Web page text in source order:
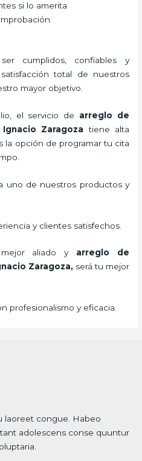
si lo amerita
cumplidos, confiables y
total de nuestros
mayor objetivo.
el servicio de arreglo de
Zaragoza tiene alta
la opción de programar tu cita
uno de nuestros productos y
y clientes satisfechos.
aliado y arreglo de
Zaragoza, será tu mejor
profesionalismo y eficacia.
laoreet congue. Habeo
adolescens conse quuntur